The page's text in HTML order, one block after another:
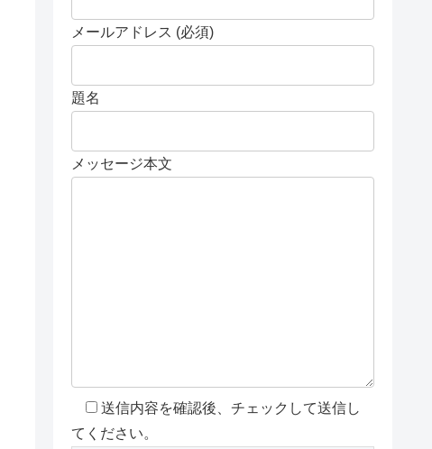
メールアドレス (必須)
題名
メッセージ本文
送信内容を確認後、チェックして送信し
てください。